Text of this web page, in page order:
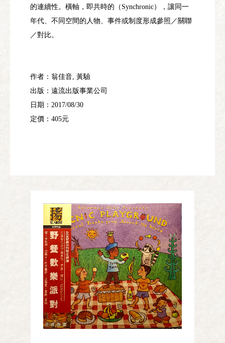
的連續性。橫軸，即共時的（ Synchronic），讓同一
年代、不同空間的人物、事件或制度形成參照／關聯
／對比。
作者：翁佳音, 黃驗
出版：遠流出版事業公司
日期： 2017/08/30
定價： 405元